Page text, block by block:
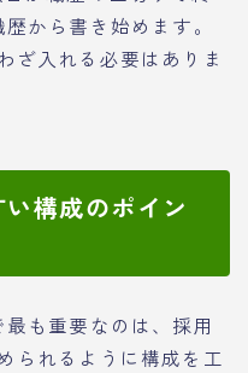
から書き始めます。
ざ入れる必要はありま
構成のポイン
も重要なのは、採用
られるように構成を工